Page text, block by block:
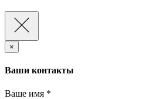
×
Ваши контакты
Ваше имя *